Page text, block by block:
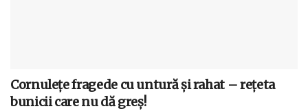
Cornulețe fragede cu untură și rahat – rețeta
bunicii care nu dă greș!